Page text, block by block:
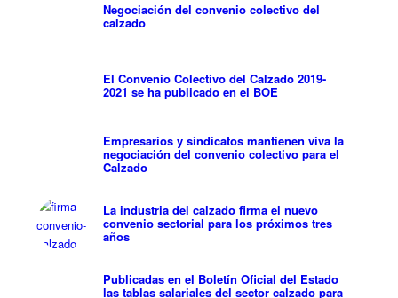
Negociación del convenio colectivo del
calzado
El Convenio Colectivo del Calzado 2019-
2021 se ha publicado en el BOE
Empresarios y sindicatos mantienen viva la
negociación del convenio colectivo para el
Calzado
La industria del calzado firma el nuevo
convenio sectorial para los próximos tres
años
Publicadas en el Boletín Oficial del Estado
las tablas salariales del sector calzado para